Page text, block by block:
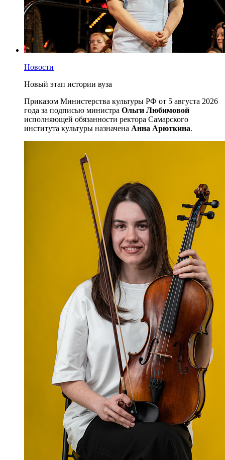
Новости
Новый этап истории вуза
Приказом Министерства культуры РФ от 5 августа 2026
года за подписью министра Ольги Любимовой
исполняющей обязанности ректора Самарского
института культуры назначена Анна Арюткина.